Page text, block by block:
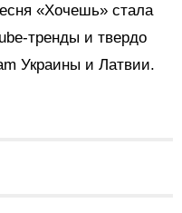
«Хочешь» стала
тренды и твердо
Украины и Латвии.